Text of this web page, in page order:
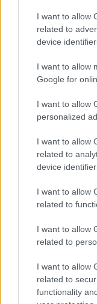
I want to allow
related to
device
I want to allow
Google for
I want to allow
personalized
I want to allow
related to
device
I want to allow
related to
I want to allow
related to
I want to allow
related to
functionality
Ώρα Ελλάδος...|
Ώρα Ελλάδος
Κεντρικό...|
Κεντρικό
Φωτιά στη
ολονύχτια
Ώρα Ελλάδος...|
Όλες οι